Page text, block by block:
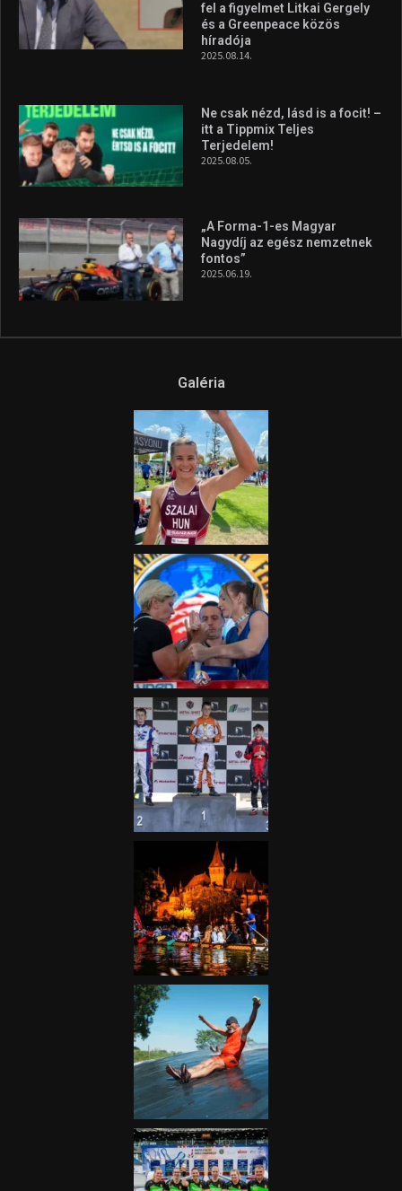
fel a figyelmet Litkai Gergely
és a Greenpeace közös
híradója
2025.08.14.
Ne csak nézd, lásd is a focit! –
itt a Tippmix Teljes
Terjedelem!
2025.08.05.
„A Forma-1-es Magyar
Nagydíj az egész nemzetnek
fontos”
2025.06.19.
Galéria